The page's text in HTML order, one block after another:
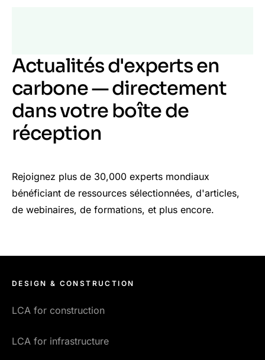
Actualités d'experts en
carbone — directement
dans votre boîte de
réception
Rejoignez plus de 30,000 experts mondiaux
bénéficiant de ressources sélectionnées, d'articles,
de webinaires, de formations, et plus encore.
DESIGN & CONSTRUCTION
LCA for construction
LCA for infrastructure